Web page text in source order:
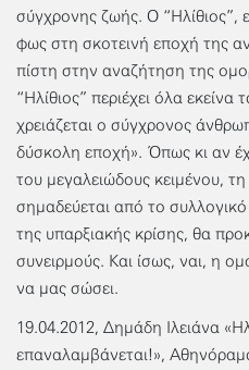
σύγχρονης ζωής. Ο “Ηλίθιος”,
φως στη σκοτεινή εποχή της
πίστη στην αναζήτηση της
“Ηλίθιος” περιέχει όλα
χρειάζεται ο σύγχρονος
δύσκολη εποχή». Όπως κι αν
του μεγαλειώδους κειμένου,
σημαδεύεται από το
της υπαρξιακής κρίσης, θα
συνειρμούς. Και ίσως, ναι, η
να μας σώσει.
19.04.2012, Δημάδη Ιλειάνα
επαναλαμβάνεται!»,